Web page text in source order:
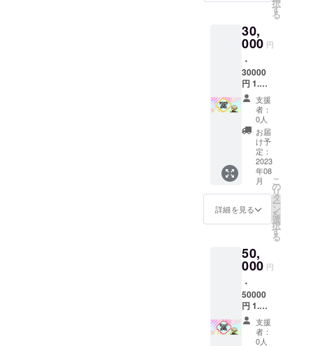
度な
ど、随
時発表
するこ
とがあ
る際に
は週に2
回程度
に増え
る場合
があり
ます。
クラウ
ドファ
ング内
での報
告の方
がより
濃い内
容と
なって
おりま
す。 ・
提供期
間や回
数:クラ
ファン
ディン
期間中
に、1週
間に1回
程度を
目安に
更新し
て参り
ます。
イラス
による
と5月中
目処に
出来上
がる予
定で
す。イ
ラスト
のお披
露目と
同時に
イラス
トレー
前及び
TwitterI
Dの方も
せて頂
きます
可取得
済み)。
【※3】
活動報
告につ
です。1
周年記
ストを
利用し
たもの
がグッ
ズにな
る予定
です。
依頼品
が完成
次第、
活動報
告書及
Twitter
にてお
りま
す。イ
レー
ター様
の予定
による
と5月中
信 ・本
リター
容を無
断で転
載・公
開する
ことは
禁止で
す。 6.
チェキ
風ネッ
プリ※1
7.ポス
トカー
ド※1 8.
限定ト
ド※1
【※1】1
念イラ
ストを
依頼中
です。1
周年記
念イラ
1080・
3072×2
049)の2
サイズ
※1
4.Twitte
rヘッ
ダー※1
5.あり
がとう
ボイス
・収録
時間：
1〜2分
・提供
方法：
視聴用
信 ・本
リター
容を無
断で転
載・公
開する
ことは
禁止で
択
す
る
30,
000 円
・
30000
円 1.活
動報告
公開※3
2.スマ
ホ壁紙
(2532 x
1170・
1080×2
400・
2,520×1
,080)の
3サイズ
※1 3.PC
1080・
3072×2
049)の2
サイズ
※1
4.Twitte
rヘッ
ダー※1
5.あり
支援
者：
0人
お届
け予
定：
2023
年08
月
詳細を見る
こ
の
リ
タ
ー
ン
を
選
択
す
る
50,
000 円
・
50000
円 1.活
動報告
公開※3
2.スマ
支援
者：
0人